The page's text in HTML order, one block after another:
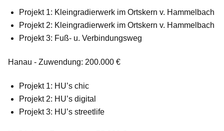
Projekt 1: Kleingradierwerk im Ortskern v. Hammelbach
Projekt 2: Kleingradierwerk im Ortskern v. Hammelbach
Projekt 3: Fuß- u. Verbindungsweg
Hanau - Zuwendung: 200.000 €
Projekt 1: HU’s chic
Projekt 2: HU’s digital
Projekt 3: HU’s streetlife